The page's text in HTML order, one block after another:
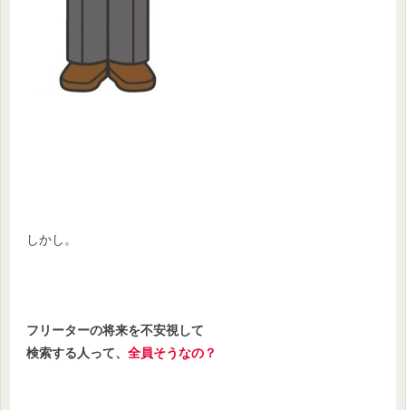
しかし。
フリーターの将来を不安視して
検索する人って、 全員そうなの？